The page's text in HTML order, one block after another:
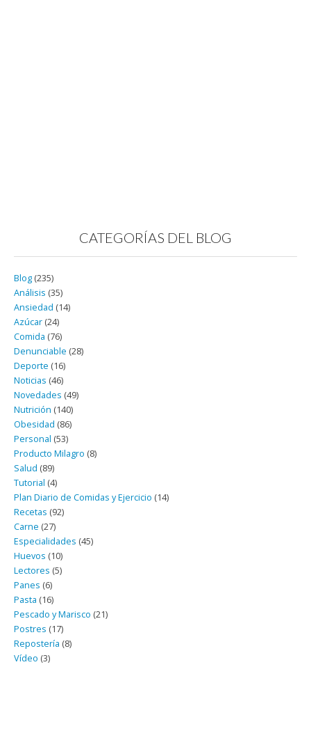
CATEGORÍAS DEL BLOG
Blog (235)
Análisis (35)
Ansiedad (14)
Azúcar (24)
Comida (76)
Denunciable (28)
Deporte (16)
Noticias (46)
Novedades (49)
Nutrición (140)
Obesidad (86)
Personal (53)
Producto Milagro (8)
Salud (89)
Tutorial (4)
Plan Diario de Comidas y Ejercicio (14)
Recetas (92)
Carne (27)
Especialidades (45)
Huevos (10)
Lectores (5)
Panes (6)
Pasta (16)
Pescado y Marisco (21)
Postres (17)
Repostería (8)
Vídeo (3)